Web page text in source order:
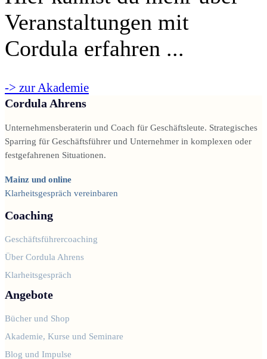
Veranstaltungen mit
Cordula erfahren ...
-> zur Akademie
Cordula Ahrens
Unternehmensberaterin und Coach für Geschäftsleute. Strategisches
Sparring für Geschäftsführer und Unternehmer in komplexen oder
festgefahrenen Situationen.
Mainz und online
Klarheitsgespräch vereinbaren
Coaching
Geschäftsführercoaching
Über Cordula Ahrens
Klarheitsgespräch
Angebote
Bücher und Shop
Akademie, Kurse und Seminare
Blog und Impulse